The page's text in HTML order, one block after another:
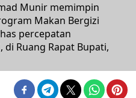
Munir memimpin
Makan Bergizi
percepatan
Ruang Rapat Bupati,